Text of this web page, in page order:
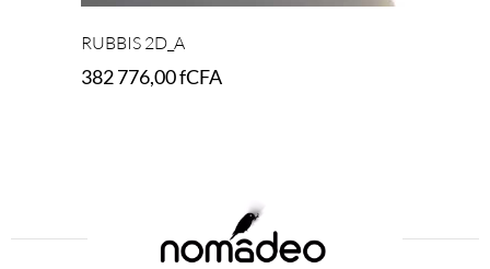
RUBBIS 2D_A
382 776,00fCFA